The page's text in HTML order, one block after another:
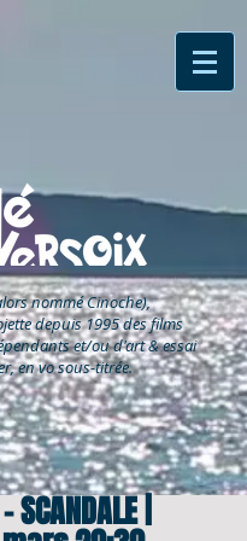
nommé Cinoche),
depuis 1995 des films
et/ou d'art & essai
en vo sous-titrée.
SCANDALE |